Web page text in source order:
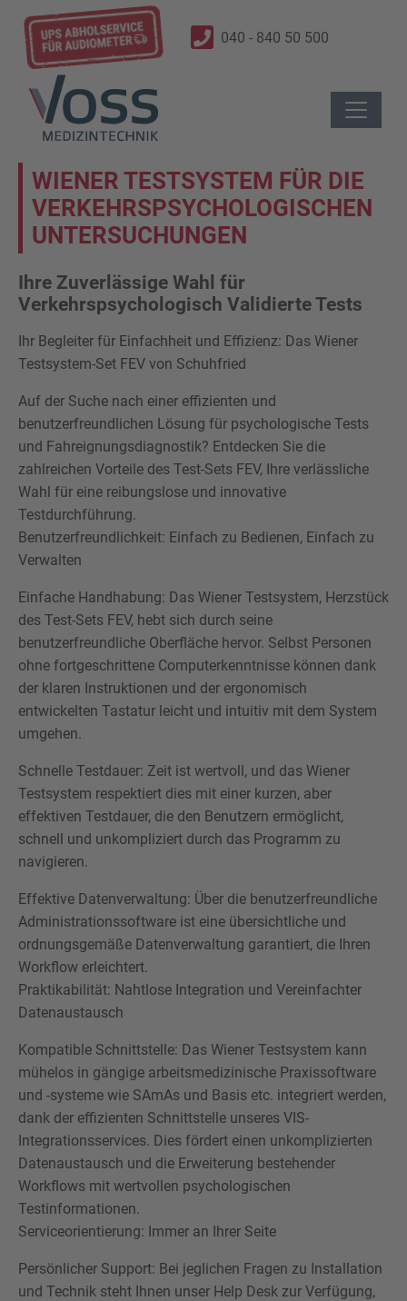
040 - 840 50 500
WIENER TESTSYSTEM FÜR DIE
VERKEHRSPSYCHOLOGISCHEN
UNTERSUCHUNGEN
Ihre Zuverlässige Wahl für
Verkehrspsychologisch Validierte Tests
Ihr Begleiter für Einfachheit und Effizienz: Das Wiener
Testsystem-Set FEV von Schuhfried
Auf der Suche nach einer effizienten und
benutzerfreundlichen Lösung für psychologische Tests
und Fahreignungsdiagnostik? Entdecken Sie die
zahlreichen Vorteile des Test-Sets FEV, Ihre verlässliche
Wahl für eine reibungslose und innovative
Testdurchführung.
Benutzerfreundlichkeit: Einfach zu Bedienen, Einfach zu
Verwalten
Einfache Handhabung: Das Wiener Testsystem, Herzstück
des Test-Sets FEV, hebt sich durch seine
benutzerfreundliche Oberfläche hervor. Selbst Personen
ohne fortgeschrittene Computerkenntnisse können dank
der klaren Instruktionen und der ergonomisch
entwickelten Tastatur leicht und intuitiv mit dem System
umgehen.
Schnelle Testdauer: Zeit ist wertvoll, und das Wiener
Testsystem respektiert dies mit einer kurzen, aber
effektiven Testdauer, die den Benutzern ermöglicht,
schnell und unkompliziert durch das Programm zu
navigieren.
Effektive Datenverwaltung: Über die benutzerfreundliche
Administrationssoftware ist eine übersichtliche und
ordnungsgemäße Datenverwaltung garantiert, die Ihren
Workflow erleichtert.
Praktikabilität: Nahtlose Integration und Vereinfachter
Datenaustausch
Kompatible Schnittstelle: Das Wiener Testsystem kann
mühelos in gängige arbeitsmedizinische Praxissoftware
und -systeme wie SAmAs und Basis etc. integriert werden,
dank der effizienten Schnittstelle unseres VIS-
Integrationsservices. Dies fördert einen unkomplizierten
Datenaustausch und die Erweiterung bestehender
Workflows mit wertvollen psychologischen
Testinformationen.
Serviceorientierung: Immer an Ihrer Seite
Persönlicher Support: Bei jeglichen Fragen zu Installation
und Technik steht Ihnen unser Help Desk zur Verfügung,